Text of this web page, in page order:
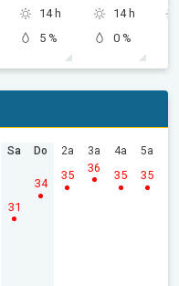
14 h
5 %
14 h
0 %
Sa
31
Do
34
2a
35
3a
36
4a
35
5a
35